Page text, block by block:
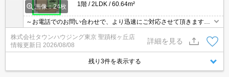
画像：24枚
1階
2LDK 60.64m²
～お電話でのお問い合わせで、より迅速にご対応させて頂きます～
株式会社タウンハウジング東京 聖蹟桜ヶ丘店
情報更新日 2026/08/08
詳細を見る
残り3件を表示する